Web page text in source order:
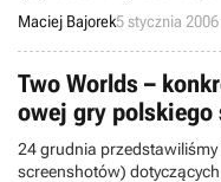
wieloprocesorowych
Of Duty 2.
Maciej Bajorek5 stycznia
Two Worlds –
owej gry polskiego
24 grudnia
screenshotów)